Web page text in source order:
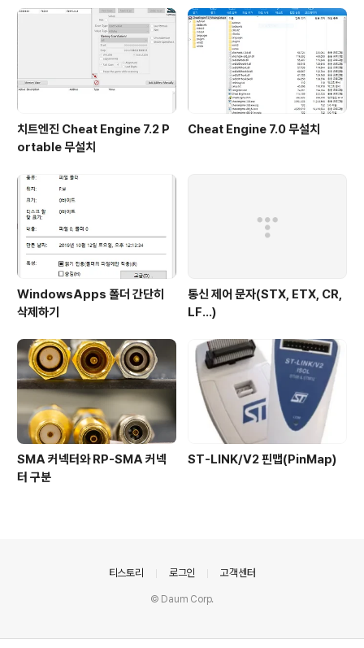
치트엔진 Cheat Engine 7.2 P
ortable 무설치
Cheat Engine 7.0 무설치
WindowsApps 폴더 간단히
삭제하기
통신 제어 문자(STX, ETX, CR,
LF...)
SMA 커넥터와 RP-SMA 커넥
터 구분
ST-LINK/V2 핀맵(PinMap)
티스토리 로그인 고객센터
© Daum Corp.